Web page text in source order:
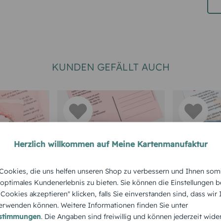
KUNDEN GEFÄLLT AUCH
50.
50.
TEXTKARTEN
Geburtstagseinladun
g Partyrezept
50.
Herzlich willkommen auf Meine Kartenmanufaktur
die uns helfen unseren Shop zu verbessern und Ihnen
Kundenerlebnis zu bieten. Sie können die Einstellungen
akzeptieren" klicken, falls Sie einverstanden sind, dass
können. Weitere Informationen finden Sie unter
. Die Angaben sind freiwillig und können jederzeit